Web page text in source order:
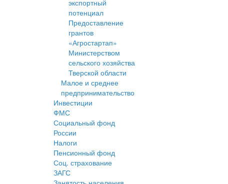
экспортный
потенциал
Предоставление
грантов
«Агростартап»
Министерством
сельского хозяйства
Тверской области
Малое и среднее
предпринимательство
Инвестиции
ФМС
Социальный фонд
России
Налоги
Пенсионный фонд
Соц. страхование
ЗАГС